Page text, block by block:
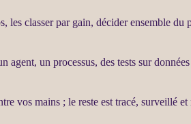
les classer par gain, décider ensemble du
agent, unprocessus, des tests surdonnées
vos mains ; le reste est tracé, surveillé